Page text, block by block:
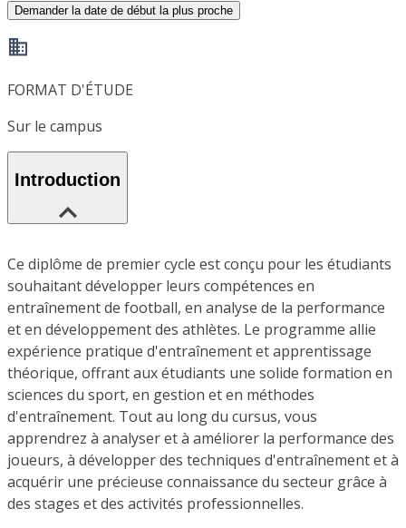
Demander la date de début la plus proche
FORMAT D'ÉTUDE
Sur le campus
Introduction
Ce diplôme de premier cycle est conçu pour les étudiants
souhaitant développer leurs compétences en
entraînement de football, en analyse de la performance
et en développement des athlètes. Le programme allie
expérience pratique d'entraînement et apprentissage
théorique, offrant aux étudiants une solide formation en
sciences du sport, en gestion et en méthodes
d'entraînement. Tout au long du cursus, vous
apprendrez à analyser et à améliorer la performance des
joueurs, à développer des techniques d'entraînement et à
acquérir une précieuse connaissance du secteur grâce à
des stages et des activités professionnelles.